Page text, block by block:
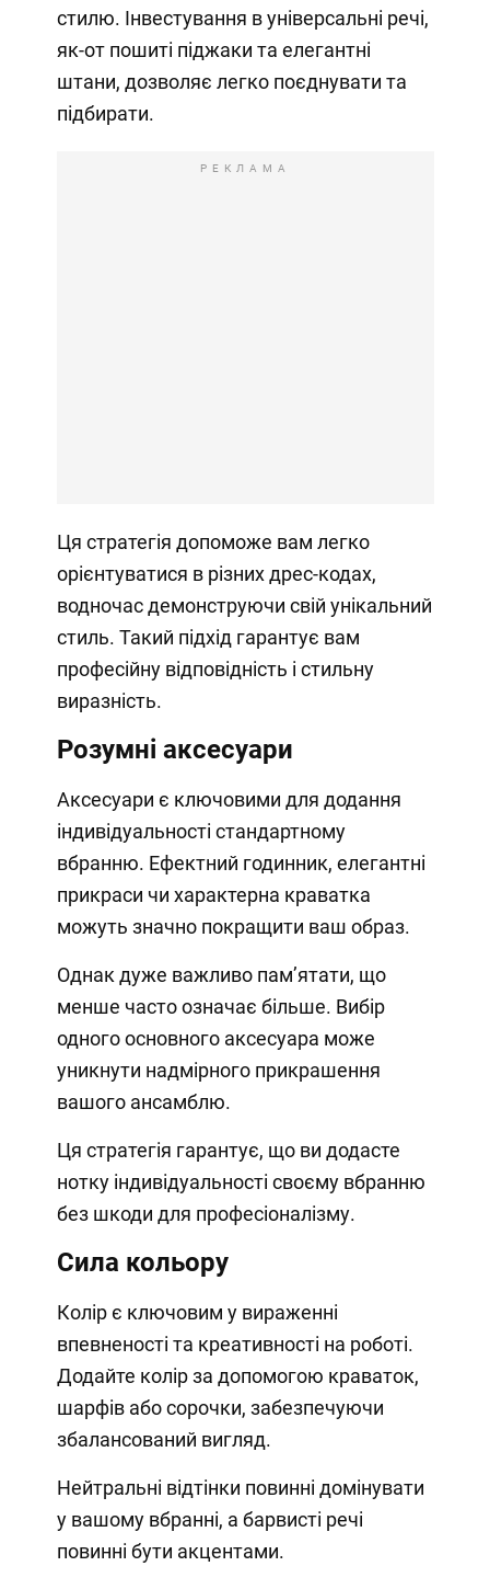
стилю. Інвестування в універсальні речі,
як-от пошиті піджаки та елегантні
штани, дозволяє легко поєднувати та
підбирати.
РЕКЛАМА
Ця стратегія допоможе вам легко
орієнтуватися в різних дрес-кодах,
водночас демонструючи свій унікальний
стиль. Такий підхід гарантує вам
професійну відповідність і стильну
виразність.
Розумні аксесуари
Аксесуари є ключовими для додання
індивідуальності стандартному
вбранню. Ефектний годинник, елегантні
прикраси чи характерна краватка
можуть значно покращити ваш образ.
Однак дуже важливо пам’ятати, що
менше часто означає більше. Вибір
одного основного аксесуара може
уникнути надмірного прикрашення
вашого ансамблю.
Ця стратегія гарантує, що ви додасте
нотку індивідуальності своєму вбранню
без шкоди для професіоналізму.
Сила кольору
Колір є ключовим у вираженні
впевненості та креативності на роботі.
Додайте колір за допомогою краваток,
шарфів або сорочки, забезпечуючи
збалансований вигляд.
Нейтральні відтінки повинні домінувати
у вашому вбранні, а барвисті речі
повинні бути акцентами.